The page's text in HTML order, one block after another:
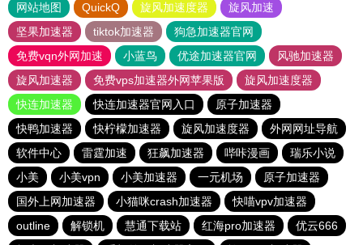
网站地图 QuickQ 旋风加速度器
旋风加速
坚果加速器
tiktok加速器
狗急加速器官网
免费vqn外网加速
小蓝鸟 优途加速器官网
风驰加速器
旋风加速器
免费vps加速器外网苹果版
旋风加速度器
快连加速器
快连加速器官网入口
原子加速器
快鸭加速器
快柠檬加速器 旋风加速度器
外网网址导航
软件中心
雷霆加速 狂飙加速器 哔咔漫画
瑞乐小说
小美
小美vpn 小美加速器 一元机场
原子加速器
国外上网加速器
小猫咪crash加速器
快喵vpv加速器
outline
解锁机 慧通下载站 红海pro加速器
优云666